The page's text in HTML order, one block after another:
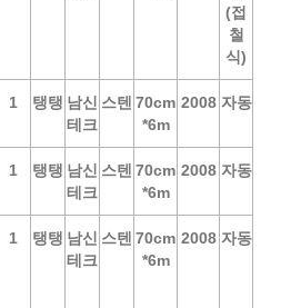
(접
철
식)
1 탱탱 남신
테크
스텐 70cm
*6m
2008 자동
1 탱탱 남신
테크
스텐 70cm
*6m
2008 자동
1 탱탱 남신
테크
스텐 70cm
*6m
2008 자동